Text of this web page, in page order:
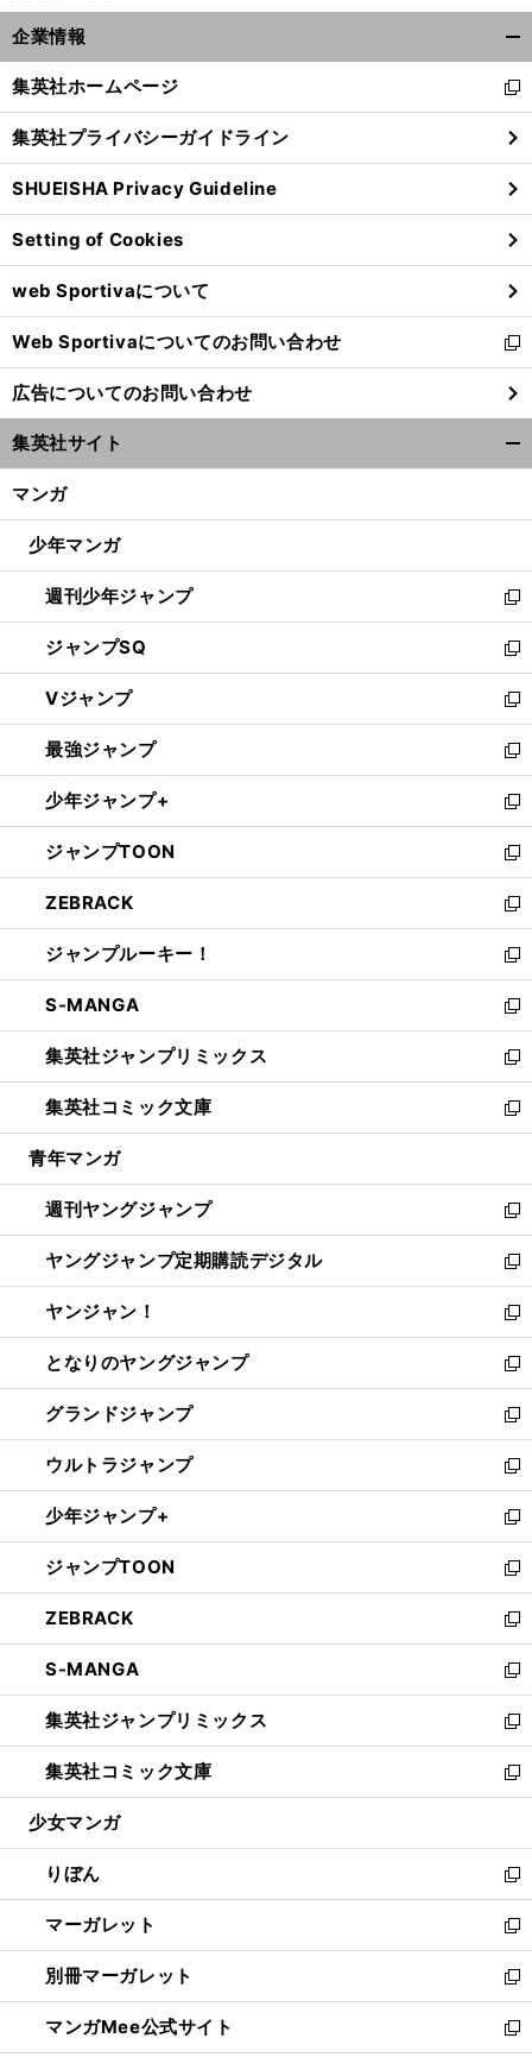
企業情報
閉
る
集英社ホームページ
新
し
い
ウ
ィ
ン
ド
ウ
で
開
く
集英社プライバシーガイドライン
SHUEISHA Privacy Guideline
Setting of Cookies
web Sportivaについて
Web Sportivaについてのお問い合わせ
新
し
い
ウ
ィ
ン
ウ
開
く
広告についてのお問い合わせ
集英社サイト
マンガ
少年マンガ
週刊少年ジャンプ
新
し
い
ウ
ィ
ン
ド
ウ
で
開
く
ジャンプSQ
新
し
い
ウ
ィ
ン
ド
ウ
で
開
く
Vジャンプ
新
し
い
ウ
ィ
ン
ド
ウ
で
開
く
最強ジャンプ
新
し
い
ウ
ィ
ン
ド
ウ
で
開
く
少年ジャンプ+
新
し
い
ウ
ィ
ン
ド
ウ
で
開
く
ジャンプTOON
新
し
い
ウ
ィ
ン
ド
ウ
で
開
く
ZEBRACK
新
し
い
ウ
ィ
ン
ド
ウ
で
開
ジャンプルーキー！
新
し
い
ウ
ィ
ン
ド
ウ
開
く
S-MANGA
新
し
い
ウ
ィ
ン
ウ
で
開
く
集英社ジャンプリミックス
新
し
い
ウ
ン
ド
ウ
で
開
く
集英社コミック文庫
新
し
ウ
ィ
ン
ド
ウ
で
開
く
青年マンガ
週刊ヤングジャンプ
新
し
い
ウ
ィ
ン
ド
ウ
で
開
く
ヤングジャンプ定期購読デジタル
新
し
い
ウ
ィ
ン
ド
ウ
で
開
く
ヤンジャン！
新
し
い
ウ
ィ
ン
ド
ウ
で
開
く
となりのヤングジャンプ
新
し
い
ウ
ィ
ン
ド
ウ
で
開
く
グランドジャンプ
新
し
い
ウ
ィ
ン
ド
ウ
で
開
く
ウルトラジャンプ
新
し
い
ウ
ィ
ン
ド
ウ
で
開
く
少年ジャンプ+
新
し
い
ウ
ィ
ン
ド
ウ
で
開
く
ジャンプTOON
新
し
い
ウ
ィ
ン
ド
ウ
で
開
ZEBRACK
新
し
い
ウ
ィ
ン
ド
ウ
開
く
S-MANGA
新
し
い
ウ
ィ
ン
ウ
で
開
く
集英社ジャンプリミックス
新
し
い
ウ
ン
ド
ウ
で
開
く
集英社コミック文庫
新
し
ウ
ィ
ン
ド
ウ
で
開
く
少女マンガ
りぼん
新
し
い
ウ
ィ
ン
ド
マーガレット
新
し
い
ウ
ィ
別冊マーガレット
新
し
い
マンガMee公式サイト
新